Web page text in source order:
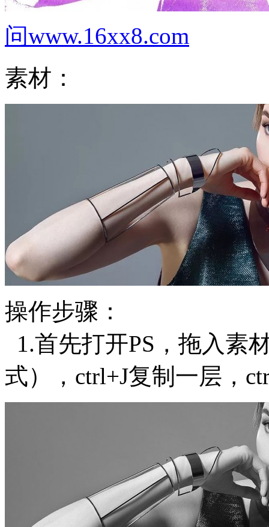
问www.16xx8.com
素材：
操作步骤：
1.首先打开PS，拖入素
式），ctrl+J复制一层，